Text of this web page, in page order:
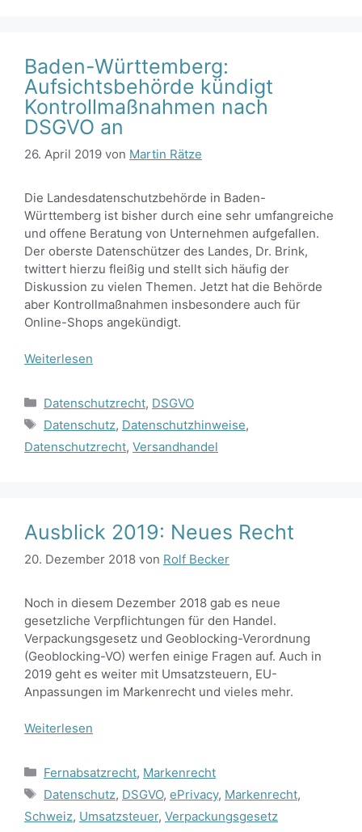
Baden-Württemberg:
Aufsichtsbehörde kündigt
Kontrollmaßnahmen nach
DSGVO an
26. April 2019 von Martin Rätze
Die Landesdatenschutzbehörde in Baden-
Württemberg ist bisher durch eine sehr umfangreiche
und offene Beratung von Unternehmen aufgefallen.
Der oberste Datenschützer des Landes, Dr. Brink,
twittert hierzu fleißig und stellt sich häufig der
Diskussion zu vielen Themen. Jetzt hat die Behörde
aber Kontrollmaßnahmen insbesondere auch für
Online-Shops angekündigt.
Weiterlesen
Kategorien
Datenschutzrecht, DSGVO
Schlagwörter
Datenschutz, Datenschutzhinweise,
Datenschutzrecht, Versandhandel
Ausblick 2019: Neues Recht
20. Dezember 2018 von Rolf Becker
Noch in diesem Dezember 2018 gab es neue
gesetzliche Verpflichtungen für den Handel.
Verpackungsgesetz und Geoblocking-Verordnung
(Geoblocking-VO) werfen einige Fragen auf. Auch in
2019 geht es weiter mit Umsatzsteuern, EU-
Anpassungen im Markenrecht und vieles mehr.
Weiterlesen
Kategorien
Fernabsatzrecht, Markenrecht
Schlagwörter
Datenschutz, DSGVO, ePrivacy, Markenrecht,
Schweiz, Umsatzsteuer, Verpackungsgesetz